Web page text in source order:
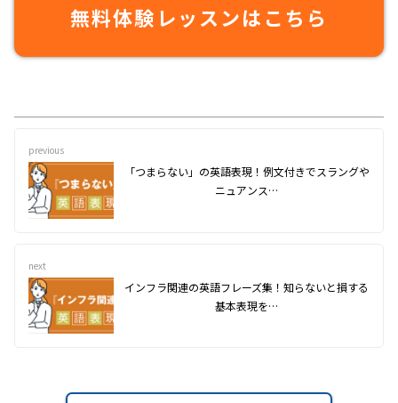
無料体験レッスンはこちら
previous
「つまらない」の英語表現！例文付きでスラングや
ニュアンス…
next
インフラ関連の英語フレーズ集！知らないと損する
基本表現を…